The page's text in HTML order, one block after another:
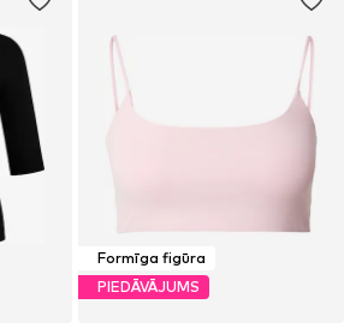
Formīga figūra
PIEDĀVĀJUMS